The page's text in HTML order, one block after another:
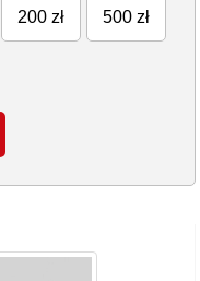
200 zł 500 zł